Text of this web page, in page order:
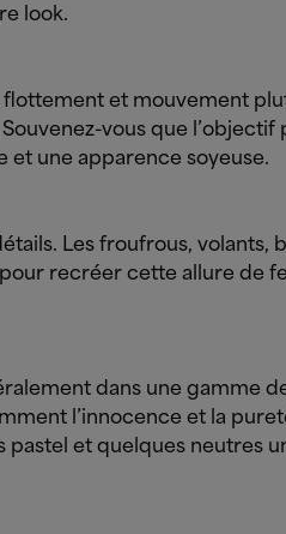
look.
flottement et mouvement
vous que l’objectif
et une apparence soyeuse.
Les froufrous, volants,
recréer cette allure de
dans une gamme
l’innocence et la
pastel et quelques neutres